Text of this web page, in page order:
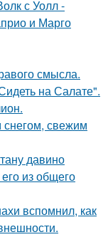
с Уолл -
и Марго
смысла.
на Салате".
снегом, свежим
давино
из общего
вспомнил, как